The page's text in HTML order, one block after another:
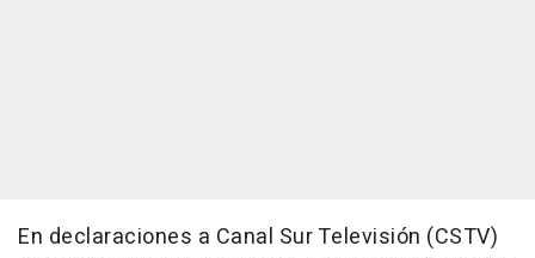
En declaraciones a Canal Sur Televisión (CSTV)